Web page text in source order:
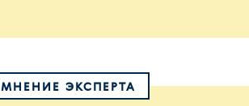
МНЕНИЕ ЭКСПЕРТА